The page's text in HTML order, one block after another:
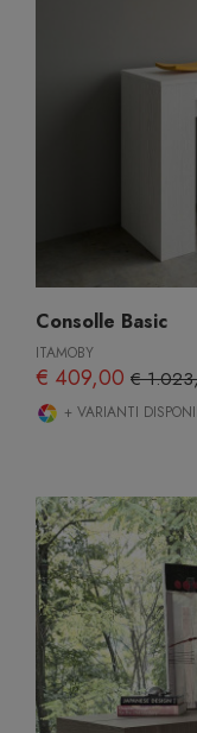
Consolle Basic
ITAMOBY
€ 409,00 €
+ VARIANTI